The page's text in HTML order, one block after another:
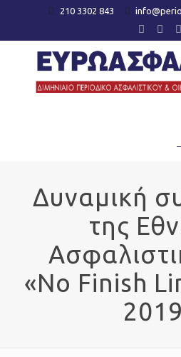
210 3302 843
Δυναμική
της
«No Finish